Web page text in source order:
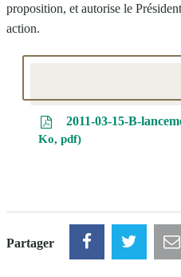
proposition, et autorise le
action.
2011-03-15-B-
Ko, pdf
Partager